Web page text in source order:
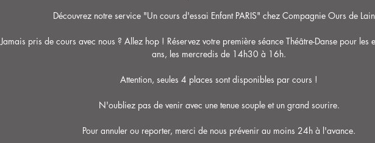
Découvrez notre service "Un cours d'essai Enfant PARIS" chez Compagnie Ours de
Jamais pris de cours avec nous ? Allez hop ! Réservez votre première séance Théâtre-Danse pour les
ans, les mercredis de 14h30 à 16h.
Attention, seules 4 places sont disponibles par cours !
N'oubliez pas de venir avec une tenue souple et un grand sourire.
Pour annuler ou reporter, merci de nous prévenir au moins 24h à l'avance.